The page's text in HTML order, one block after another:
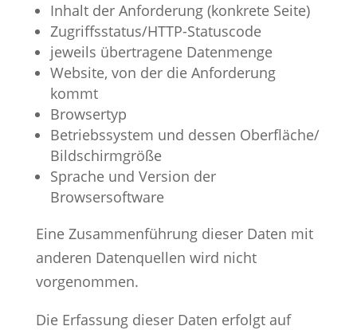
Inhalt der Anforderung (konkrete Seite)
Zugriffsstatus/HTTP-Statuscode
jeweils übertragene Datenmenge
Website, von der die Anforderung
kommt
Browsertyp
Betriebssystem und dessen Oberfläche/
Bildschirmgröße
Sprache und Version der
Browsersoftware
Eine Zusammenführung dieser Daten mit
anderen Datenquellen wird nicht
vorgenommen.
Die Erfassung dieser Daten erfolgt auf